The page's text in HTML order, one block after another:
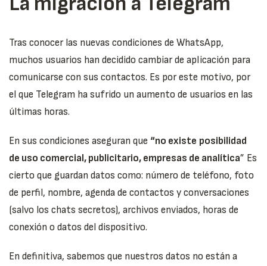
Tras conocer las nuevas condiciones de WhatsApp,
muchos usuarios han decidido cambiar de aplicación para
comunicarse con sus contactos. Es por este motivo, por
el que Telegram ha sufrido un aumento de usuarios en las
últimas horas.
En sus condiciones aseguran que “no existe posibilidad
de uso comercial, publicitario, empresas de analítica” Es
cierto que guardan datos como: número de teléfono, foto
de perfil, nombre, agenda de contactos y conversaciones
(salvo los chats secretos), archivos enviados, horas de
conexión o datos del dispositivo.
En definitiva, sabemos que nuestros datos no están a